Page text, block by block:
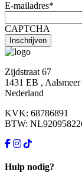
E-mailadres*
CAPTCHA
Zijdstraat 67
1431 EB , Aalsmeer
Nederland
KVK: 68786891
BTW:
Hulp nodig?